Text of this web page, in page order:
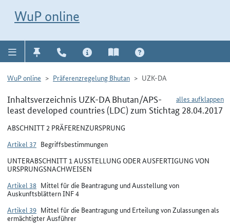
WuP online
WuP online Präferenzregelung Bhutan UZK-DA
alles aufklappen
Inhaltsverzeichnis UZK-DA Bhutan/APS-
least developed countries (LDC) zum Stichtag 28.04.2017
ABSCHNITT 2 PRÄFERENZURSPRUNG
Artikel 37 Begriffsbestimmungen
UNTERABSCHNITT 1 AUSSTELLUNG ODER AUSFERTIGUNG VON
URSPRUNGSNACHWEISEN
Artikel 38 Mittel für die Beantragung und Ausstellung von
Auskunftsblättern INF 4
Artikel 39 Mittel für die Beantragung und Erteilung von Zulassungen als
ermächtigter Ausführer